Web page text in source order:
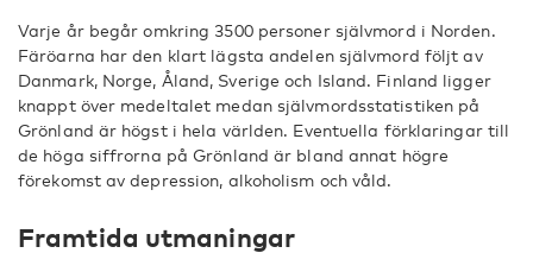
Varje år begår omkring 3500 personer självmord i Norden.
Färöarna har den klart lägsta andelen självmord följt av
Danmark, Norge, Åland, Sverige och Island. Finland ligger
knappt över medeltalet medan självmordsstatistiken på
Grönland är högst i hela världen. Eventuella förklaringar till
de höga siffrorna på Grönland är bland annat högre
förekomst av depression, alkoholism och våld.
Framtida utmaningar